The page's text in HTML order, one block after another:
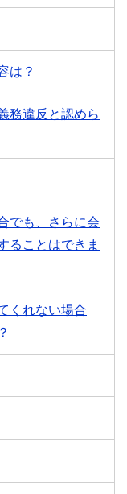
は？
務違反と認めら
でも、さらに会
ることはできま
くれない場合